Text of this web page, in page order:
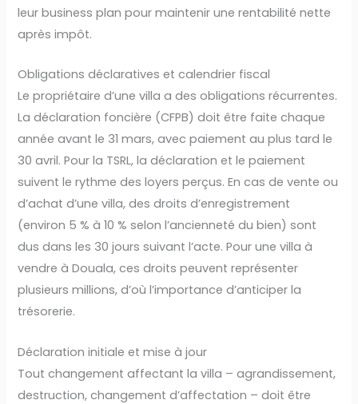
leur business plan pour maintenir une rentabilité nette
après impôt.
Obligations déclaratives et calendrier fiscal
Le propriétaire d’une villa a des obligations récurrentes.
La déclaration foncière (CFPB) doit être faite chaque
année avant le 31 mars, avec paiement au plus tard le
30 avril. Pour la TSRL, la déclaration et le paiement
suivent le rythme des loyers perçus. En cas de vente ou
d’achat d’une villa, des droits d’enregistrement
(environ 5 % à 10 % selon l’ancienneté du bien) sont
dus dans les 30 jours suivant l’acte. Pour une villa à
vendre à Douala, ces droits peuvent représenter
plusieurs millions, d’où l’importance d’anticiper la
trésorerie.
Déclaration initiale et mise à jour
Tout changement affectant la villa – agrandissement,
destruction, changement d’affectation – doit être